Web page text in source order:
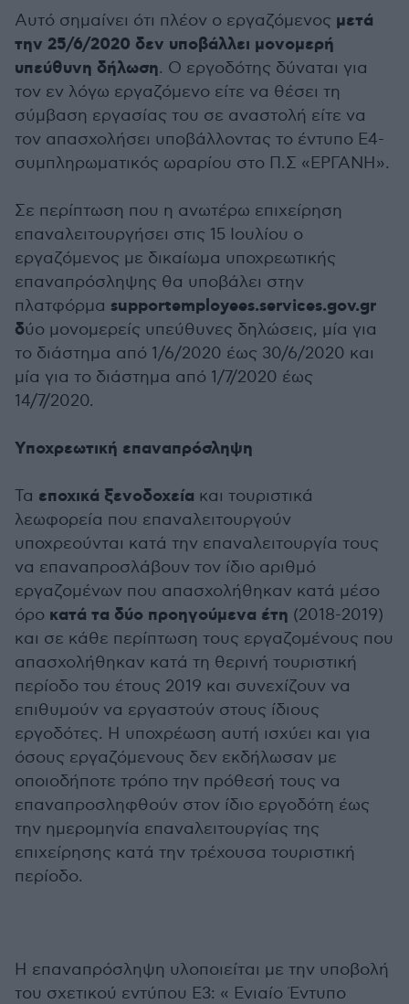
Αυτό σημαίνει ότι πλέον ο εργαζόμενος μετά
την 25/6/2020 δεν υποβάλλει μονομερή
υπεύθυνη δήλωση. Ο εργοδότης δύναται για
τον εν λόγω εργαζόμενο είτε να θέσει τη
σύμβαση εργασίας του σε αναστολή είτε να
τον απασχολήσει υποβάλλοντας το έντυπο Ε4-
συμπληρωματικός ωραρίου στο Π.Σ «ΕΡΓΑΝΗ».
Σε περίπτωση που η ανωτέρω επιχείρηση
επαναλειτουργήσει στις 15 Ιουλίου ο
εργαζόμενος με δικαίωμα υποχρεωτικής
επαναπρόσληψης θα υποβάλει στην
πλατφόρμα supportemployees.services.gov.gr
δύο μονομερείς υπεύθυνες δηλώσεις, μία για
το διάστημα από 1/6/2020 έως 30/6/2020 και
μία για το διάστημα από 1/7/2020 έως
14/7/2020.
Υποχρεωτική επαναπρόσληψη
Τα εποχικά ξενοδοχεία και τουριστικά
λεωφορεία που επαναλειτουργούν
υποχρεούνται κατά την επαναλειτουργία τους
να επαναπροσλάβουν τον ίδιο αριθμό
εργαζομένων που απασχολήθηκαν κατά μέσο
όρο κατά τα δύο προηγούμενα έτη (2018-2019)
και σε κάθε περίπτωση τους εργαζομένους που
απασχολήθηκαν κατά τη θερινή τουριστική
περίοδο του έτους 2019 και συνεχίζουν να
επιθυμούν να εργαστούν στους ίδιους
εργοδότες. Η υποχρέωση αυτή ισχύει και για
όσους εργαζόμενους δεν εκδήλωσαν με
οποιοδήποτε τρόπο την πρόθεσή τους να
επαναπροσληφθούν στον ίδιο εργοδότη έως
την ημερομηνία επαναλειτουργίας της
επιχείρησης κατά την τρέχουσα τουριστική
περίοδο.
Η επαναπρόσληψη υλοποιείται με την υποβολή
του σχετικού εντύπου Ε3: « Ενιαίο Έντυπο